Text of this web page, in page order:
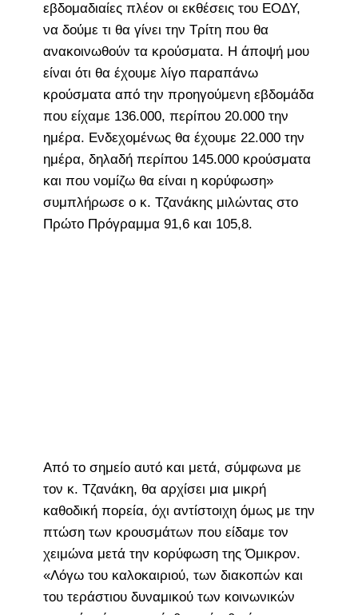
εβδομαδιαίες πλέον οι εκθέσεις του ΕΟΔΥ,
να δούμε τι θα γίνει την Τρίτη που θα
ανακοινωθούν τα κρούσματα. Η άποψή μου
είναι ότι θα έχουμε λίγο παραπάνω
κρούσματα από την προηγούμενη εβδομάδα
που είχαμε 136.000, περίπου 20.000 την
ημέρα. Ενδεχομένως θα έχουμε 22.000 την
ημέρα, δηλαδή περίπου 145.000 κρούσματα
και που νομίζω θα είναι η κορύφωση»
συμπλήρωσε ο κ. Τζανάκης μιλώντας στο
Πρώτο Πρόγραμμα 91,6 και 105,8.
Από το σημείο αυτό και μετά, σύμφωνα με
τον κ. Τζανάκη, θα αρχίσει μια μικρή
καθοδική πορεία, όχι αντίστοιχη όμως με την
πτώση των κρουσμάτων που είδαμε τον
χειμώνα μετά την κορύφωση της Όμικρον.
«Λόγω του καλοκαιριού, των διακοπών και
του τεράστιου δυναμικού των κοινωνικών